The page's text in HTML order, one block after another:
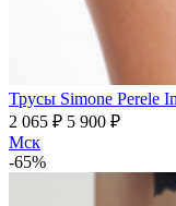
Трусы Simone Perele
2 065 ₽ 5 900 ₽
Мск
-65%